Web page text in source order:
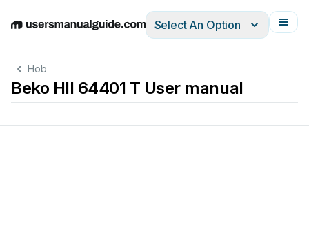
EnglishDeutschEspañolItalianoFrançais
Select An Option
Hob
Beko HII 64401 T User manual